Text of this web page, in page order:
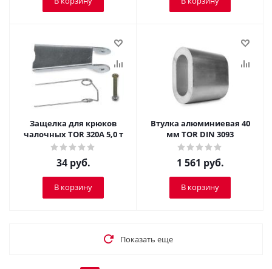
Защелка для крюков
чалочных TOR 320А 5,0 т
34руб.
В корзину
Втулка алюминиевая 40
мм TOR DIN 3093
1 561 руб.
В корзину
Показать еще